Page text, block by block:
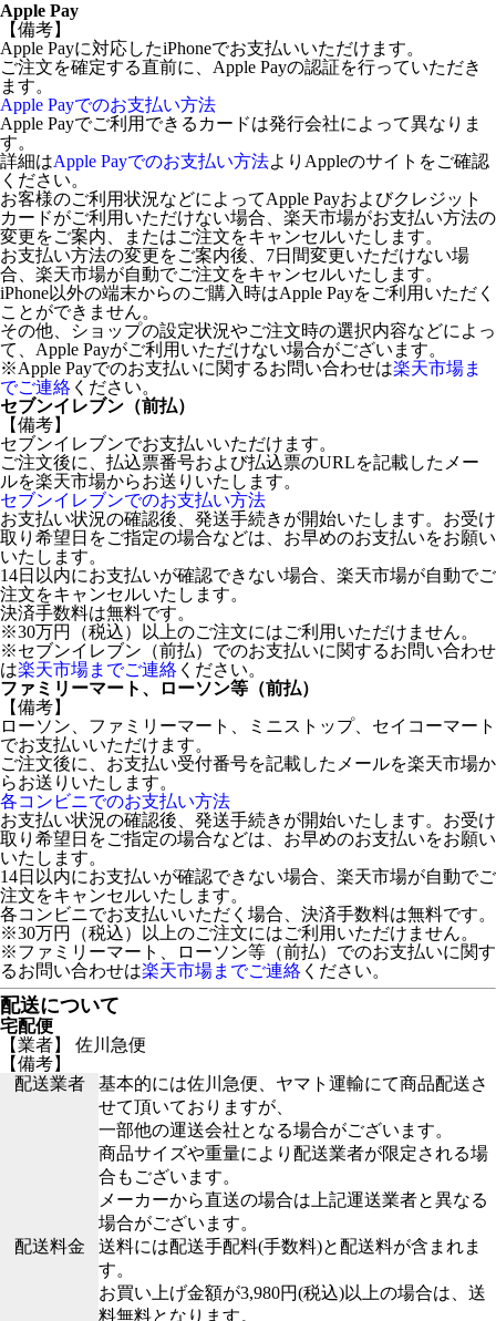
Apple Pay
【備考】
Apple Payに対応したiPhoneでお支払いいただけます。
ご注文を確定する直前に、Apple Payの認証を行っていただき
ます。
Apple Payでのお支払い方法
Apple Payでご利用できるカードは発行会社によって異なりま
す。
詳細はApple Payでのお支払い方法よりAppleのサイトをご確認
ください。
お客様のご利用状況などによってApple Payおよびクレジット
カードがご利用いただけない場合、楽天市場がお支払い方法の
変更をご案内、またはご注文をキャンセルいたします。
お支払い方法の変更をご案内後、7日間変更いただけない場
合、楽天市場が自動でご注文をキャンセルいたします。
iPhone以外の端末からのご購入時はApple Payをご利用いただく
ことができません。
その他、ショップの設定状況やご注文時の選択内容などによっ
て、Apple Payがご利用いただけない場合がございます。
※Apple Payでのお支払いに関するお問い合わせは楽天市場ま
でご連絡 ください。
セブンイレブン（前払）
【備考】
セブンイレブンでお支払いいただけます。
ご注文後に、払込票番号および払込票のURLを記載したメー
ルを楽天市場からお送りいたします。
セブンイレブンでのお支払い方法
お支払い状況の確認後、発送手続きが開始いたします。お受け
取り希望日をご指定の場合などは、お早めのお支払いをお願い
いたします。
14日以内にお支払いが確認できない場合、楽天市場が自動でご
注文をキャンセルいたします。
決済手数料は無料です。
※30万円（税込）以上のご注文にはご利用いただけません。
※セブンイレブン（前払）でのお支払いに関するお問い合わせ
は楽天市場までご連絡 ください。
ファミリーマート、ローソン等（前払）
【備考】
ローソン、ファミリーマート、ミニストップ、セイコーマート
でお支払いいただけます。
ご注文後に、お支払い受付番号を記載したメールを楽天市場か
らお送りいたします。
各コンビニでのお支払い方法
お支払い状況の確認後、発送手続きが開始いたします。お受け
取り希望日をご指定の場合などは、お早めのお支払いをお願い
いたします。
14日以内にお支払いが確認できない場合、楽天市場が自動でご
注文をキャンセルいたします。
各コンビニでお支払いいただく場合、決済手数料は無料です。
※30万円（税込）以上のご注文にはご利用いただけません。
※ファミリーマート、ローソン等（前払）でのお支払いに関す
るお問い合わせは楽天市場までご連絡 ください。
配送について
宅配便
【業者】 佐川急便
【備考】
配送業者
基本的には佐川急便、ヤマト運輸にて商品配送さ
せて頂いておりますが、
一部他の運送会社となる場合がございます。
商品サイズや重量により配送業者が限定される場
合もございます。
メーカーから直送の場合は上記運送業者と異なる
場合がございます。
配送料金
送料には配送手配料(手数料)と配送料が含まれま
す。
お買い上げ金額が3,980円(税込)以上の場合は、送
料無料となります。